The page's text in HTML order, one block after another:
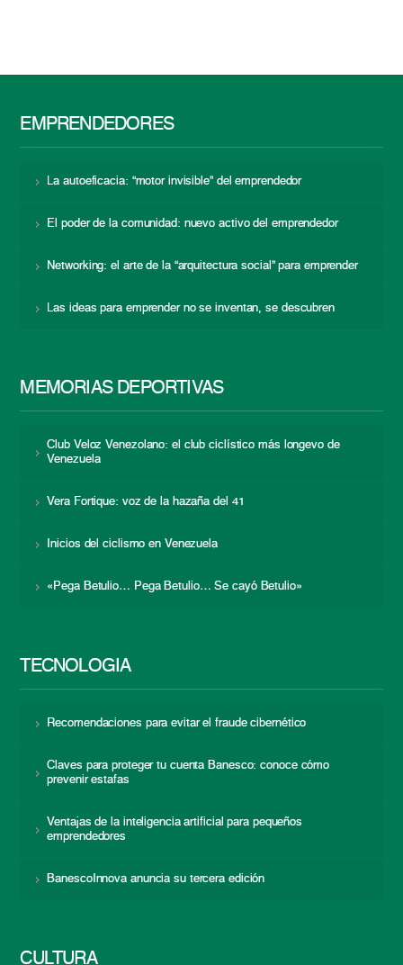
EMPRENDEDORES
La autoeficacia: “motor invisible” del emprendedor
El poder de la comunidad: nuevo activo del emprendedor
Networking: el arte de la “arquitectura social” para emprender
Las ideas para emprender no se inventan, se descubren
MEMORIAS DEPORTIVAS
Club Veloz Venezolano: el club ciclístico más longevo de
Venezuela
Vera Fortique: voz de la hazaña del 41
Inicios del ciclismo en Venezuela
«Pega Betulio… Pega Betulio… Se cayó Betulio»
TECNOLOGÍA
Recomendaciones para evitar el fraude cibernético
Claves para proteger tu cuenta Banesco: conoce cómo
prevenir estafas
Ventajas de la inteligencia artificial para pequeños
emprendedores
BanescoInnova anuncia su tercera edición
CULTURA